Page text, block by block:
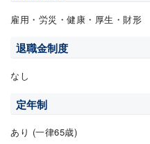
雇用・労災・健康・厚生・財形
退職金制度
なし
定年制
あり (一律65歳)